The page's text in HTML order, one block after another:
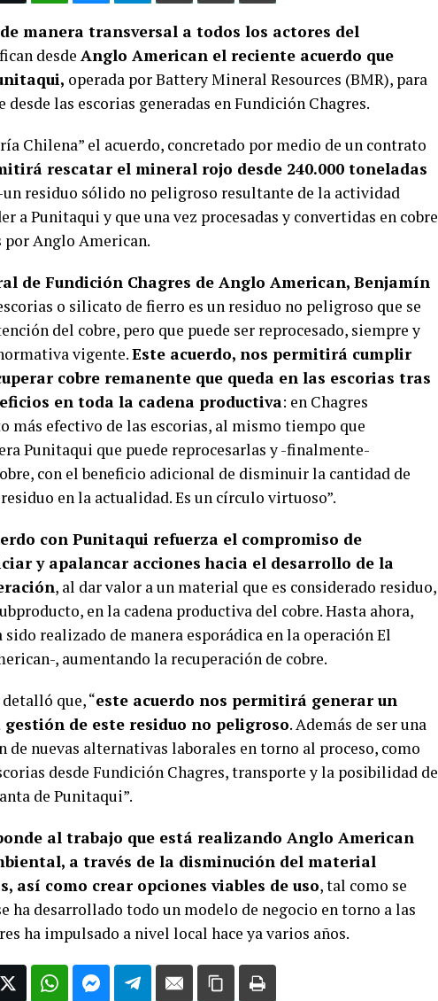
manera transversal a todos los actores del
desde Anglo American el reciente acuerdo que
operada por Battery Mineral Resources (BMR), para
desde las escorias generadas en Fundición Chagres.
Chilena” el acuerdo, concretado por medio de un contrato
rescatar el mineral rojo desde 240.000 toneladas
un residuo sólido no peligroso resultante de la actividad
a Punitaqui y que una vez procesadas y convertidas en cobre
por Anglo American.
de Fundición Chagres de Anglo American, Benjamín
o silicato de fierro es un residuo no peligroso que se
del cobre, pero que puede ser reprocesado, siempre y
vigente.Este acuerdo, nos permitirá cumplir
cobre remanente que queda en las escorias tras
en toda la cadena productiva: en Chagres
más efectivo de las escorias, al mismo tiempo que
Punitaqui que puede reprocesarlas y -finalmente-
con el beneficio adicional de disminuir la cantidad de
en la actualidad. Es un círculo virtuoso”.
con Punitaqui refuerza el compromiso de
y apalancar acciones hacia el desarrollo de la
, al dar valor a un material que es considerado residuo,
en la cadena productiva del cobre. Hasta ahora,
realizado de manera esporádica en la operación El
, aumentando la recuperación de cobre.
que, “este acuerdo nos permitirá generar un
de este residuo no peligroso. Además de ser una
de nuevas alternativas laborales en torno al proceso, como
desde Fundición Chagres, transporte y la posibilidad de
de Punitaqui”.
al trabajo que está realizando Anglo American
a través de la disminución del material
así como crear opciones viables de uso, tal como se
ha desarrollado todo un modelo de negocio en torno a las
ha impulsado a nivel local hace ya varios años.